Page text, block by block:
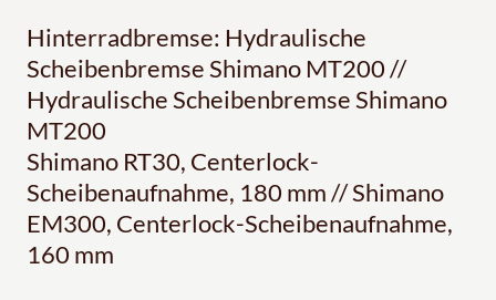
Hinterradbremse: Hydraulische
Scheibenbremse Shimano MT200 //
Hydraulische Scheibenbremse Shimano
MT200
Shimano RT30, Centerlock-
Scheibenaufnahme, 180 mm // Shimano
EM300, Centerlock-Scheibenaufnahme,
160 mm